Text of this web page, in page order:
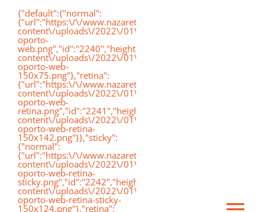
Saltar
contenido
{"default":{"normal":
{"url":"https:\/\/www.nazaretoporto.org\/wp-
content\/uploads\/2022\/01\/logo-
oporto-
content\/uploads\/2022\/01\/logo-
oporto-web-
150x75.png"},"retina":
{"url":"https:\/\/www.nazaretoporto.org\/wp-
content\/uploads\/2022\/01\/logo-
oporto-web-
content\/uploads\/2022\/01\/logo-
oporto-web-retina-
150x142.png"}},"sticky":
{"normal":
{"url":"https:\/\/www.nazaretoporto.org\/wp-
content\/uploads\/2022\/01\/logo-
oporto-web-retina-
content\/uploads\/2022\/01\/logo-
oporto-web-retina-sticky-
150x124.png"},"retina":